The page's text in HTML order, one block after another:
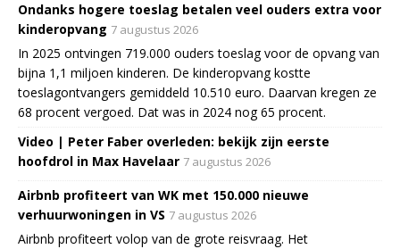
Ondanks hogere toeslag betalen veel ouders extra voor
kinderopvang 7 augustus 2026
In 2025 ontvingen 719.000 ouders toeslag voor de opvang van
bijna 1,1 miljoen kinderen. De kinderopvang kostte
toeslagontvangers gemiddeld 10.510 euro. Daarvan kregen ze
68 procent vergoed. Dat was in 2024 nog 65 procent.
Video | Peter Faber overleden: bekijk zijn eerste
hoofdrol in Max Havelaar 7 augustus 2026
Airbnb profiteert van WK met 150.000 nieuwe
verhuurwoningen in VS 7 augustus 2026
Airbnb profiteert volop van de grote reisvraag. Het